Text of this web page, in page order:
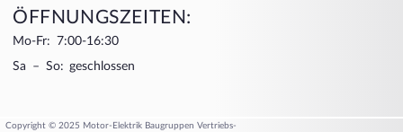
ÖFFNUNGSZEITEN:
Mo-Fr: 7:00-16:30
Sa – So: geschlossen
Copyright © 2025 Motor-Elektrik Baugruppen Vertriebs-